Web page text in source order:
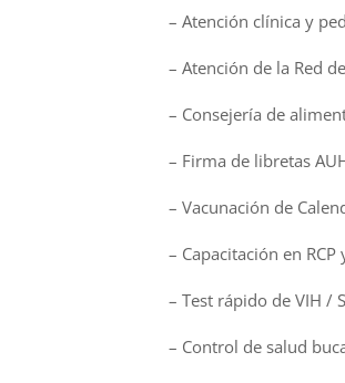
– Atención clínica y
– Atención de la Red
– Consejería de
– Firma de libretas
– Vacunación de
– Capacitación en
– Test rápido de VIH /
– Control de salud